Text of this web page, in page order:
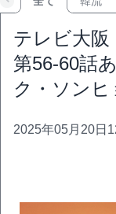
テレビ大阪
第56-60話
ク・ソン
2025年05月20日